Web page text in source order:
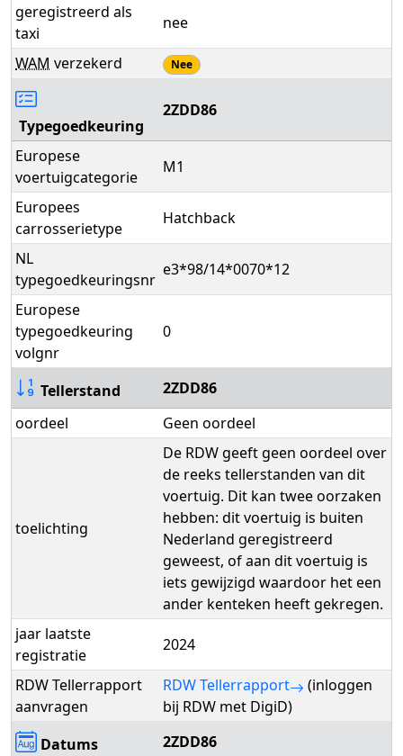
geregistreerd als
taxi
nee
WAM verzekerd Nee
Typegoedkeuring
2ZDD86
Europese
voertuigcategorie
M1
Europees
carrosserietype
Hatchback
NL
typegoedkeuringsnr
e3*98/14*0070*12
Europese
typegoedkeuring
volgnr
0
Tellerstand
2ZDD86
oordeel
Geen oordeel
toelichting
De RDW geeft geen oordeel over
de reeks tellerstanden van dit
voertuig. Dit kan twee oorzaken
hebben: dit voertuig is buiten
Nederland geregistreerd
geweest, of aan dit voertuig is
iets gewijzigd waardoor het een
ander kenteken heeft gekregen.
jaar laatste
registratie
2024
RDW Tellerrapport
aanvragen
RDW Tellerrapport
(inloggen
bij RDW met DigiD)
Datums
2ZDD86